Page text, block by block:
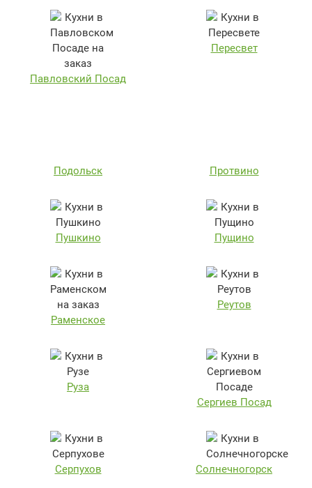
Павловский Посад
Пересвет
Подольск Протвино
Пушкино Пущино
Раменское
Реутов
Руза
Сергиев Посад
Серпухов Солнечногорск